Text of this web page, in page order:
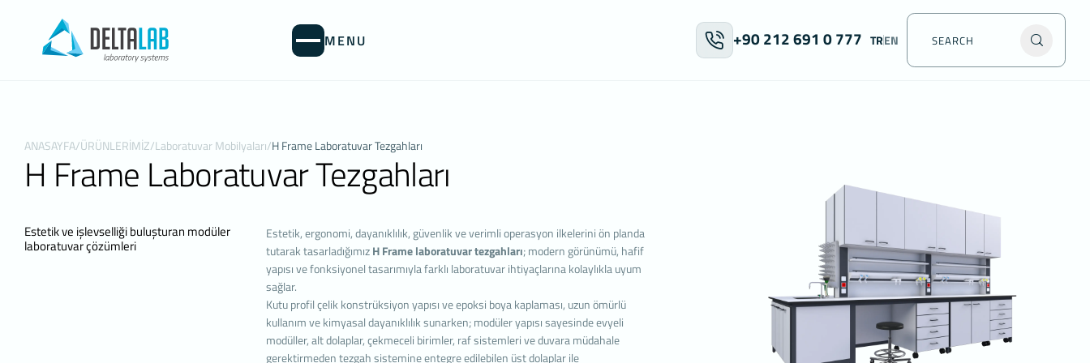
MENU +90 212 691 0 777 TREN
ANASAYFA/ÜRÜNLERİMİZ/Laboratuvar Mobilyaları/H Frame Laboratuvar Tezgahları
H Frame Laboratuvar Tezgahları
Estetik ve işlevselliği buluşturan modüler
laboratuvar çözümleri
Estetik, ergonomi, dayanıklılık, güvenlik ve verimli operasyon ilkelerini ön planda
tutarak tasarladığımızH Frame laboratuvar tezgahları; modern görünümü, hafif
yapısı ve fonksiyonel tasarımıyla farklı laboratuvar ihtiyaçlarına kolaylıkla uyum
sağlar.
Kutu profil çelik konstrüksiyon yapısı ve epoksi boya kaplaması, uzun ömürlü
kullanım ve kimyasal dayanıklılık sunarken; modüler yapısı sayesinde evyeli
modüller, alt dolaplar, çekmeceli birimler, raf sistemleri ve duvara müdahale
gerektirmeden tezgah sistemine entegre edilebilen üst dolaplar ile
(www.deltalab.com) internet sitesini ziyaret edenlerin gizliliğini korumak Kurumumuzun önde gelen
ilkelerindendir. Bu Çerez Kullanımı Politikası (“KVKK”), tüm web sitesi ziyaretçilerimize ve
kullanıcılarımıza hangi tür çerezlerin hangi koşullarda kullanıldığını açıklamaktadır.
cihazınıza veya ağ sunucusuna depolanan küçük metin dosyalarıdır.
Genellikle ziyaret ettiğiniz internet sitesini kullanmanız sırasında size kişiselleştirilmiş bir deneyim
sunmak, sunulan hizmetleri geliştirmek ve deneyiminizi iyileştirmek için kullanılır ve bir internet
sitesinde gezinirken kullanım kolaylığına katkıda bulunabilir. Çerez kullanılmasını tercih etmezseniz
tarayıcınızın ayarlarından Çerezleri silebilir ya da engelleyebilirsiniz. Ancak bunun internet sitemizi
kullanımınızı etkileyebileceğini hatırlatmak isteriz. Tarayıcınızdan Çerez ayarlarınızı
değiştirmediğiniz sürece bu sitede çerez kullanımını kabul ettiğinizi varsayacağız.
1. ÇEREZLERDE HANGİ TÜR VERİLER İŞLENİR?